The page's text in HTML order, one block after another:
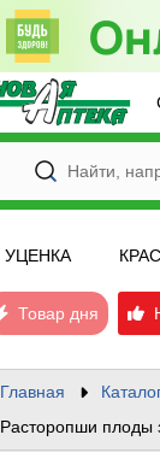
Найти,
УЦЕНКА
Товар дня
Главная
Расторопши плоды